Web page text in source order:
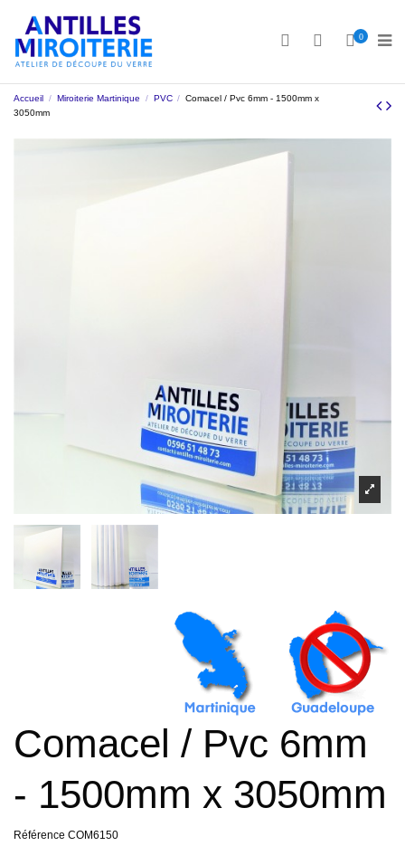
0
Accueil Miroiterie Martinique PVC
Comacel / Pvc 6mm - 1500mm x
3050mm
Comacel / Pvc 6mm
- 1500mm x 3050mm
Référence COM6150